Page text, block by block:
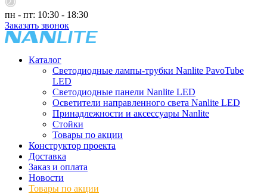
пн - пт: 10:30 - 18:30
Заказать звонок
Каталог
Светодиодные лампы-трубки Nanlite PavoTube
LED
Светодиодные панели Nanlite LED
Осветители направленного света Nanlite LED
Принадлежности и аксессуары Nanlite
Стойки
Товары по акции
Конструктор проекта
Доставка
Заказ и оплата
Новости
Товары по акции